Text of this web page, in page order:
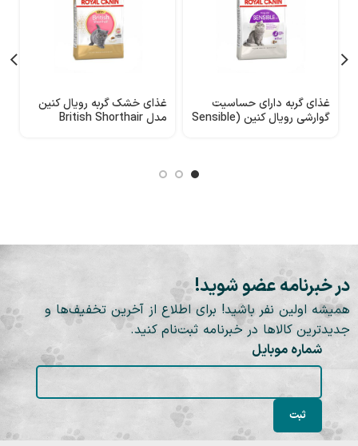
غذای گربه دارای حساسیت
گوارشی رویال کنین (Sensible
غذای خشک گربه رویال کنین
مدل British Shorthair
در خبرنامه عضو شوید!
همیشه اولین نفر باشید! برای اطلاع از آخرین تخفیف‌ها و
جدیدترین کالاها در خبرنامه ثبت‌نام کنید.
شماره موبایل